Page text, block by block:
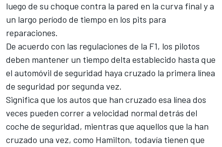
luego de su choque contra la pared en la curva final y a
un largo período de tiempo en los pits para
reparaciones.
De acuerdo con las regulaciones de la F1, los pilotos
deben mantener un tiempo delta establecido hasta que
el automóvil de seguridad haya cruzado la primera línea
de seguridad por segunda vez.
Significa que los autos que han cruzado esa línea dos
veces pueden correr a velocidad normal detrás del
coche de seguridad, mientras que aquellos que la han
cruzado una vez, como Hamilton, todavía tienen que